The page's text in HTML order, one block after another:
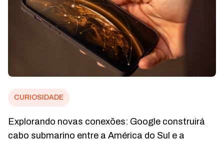
CURIOSIDADE
Explorando novas conexões: Google construirá
cabo submarino entre a América do Sul e a